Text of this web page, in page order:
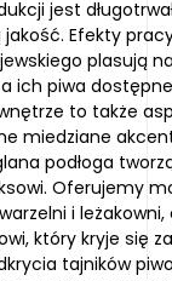
jest
Efekty
plasują
ich piwa
to także
miedziane
podłoga
Oferujemy
i
który kryje się za
tajników